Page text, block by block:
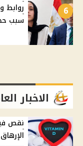
6
روابط
سبب حصول
الاخبار